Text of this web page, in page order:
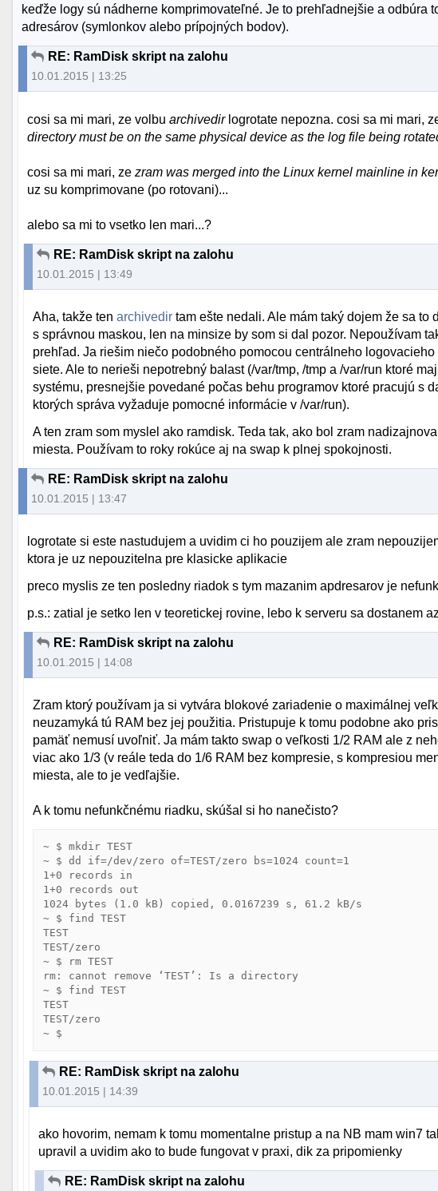
keďže logy sú nádherne komprimovateľné. Je to prehľadnejšie a odbúra
adresárov (symlonkov alebo prípojných bodov).
RE: RamDisk skript na zalohu
10.01.2015 | 13:25
cosi sa mi mari, ze volbuarchivedirlogrotate nepozna. cosi sa mi mari,
directory must be on the same physical device as the log file being
cosi sa mi mari, zezram was merged into the Linux kernel mainline in
uz su komprimovane (po rotovani)...
alebo sa mi to vsetko len mari...?
RE: RamDisk skript na zalohu
10.01.2015 | 13:49
Aha, takže tenarchivedir tam ešte nedali. Ale mám taký dojem že sa
s správnou maskou, len na minsize by som si dal pozor. Nepoužívam
prehľad. Ja riešim niečo podobného pomocou centrálneho
siete. Ale to nerieši nepotrebný balast (/var/tmp, /tmp a /var/run ktoré
systému, presnejšie povedané počas behu programov ktoré pracujú s
ktorých správa vyžaduje pomocné informácie v /var/run).
A ten zram som myslel ako ramdisk. Teda tak, ako bol zram
miesta. Používam to roky rokúce aj na swap k plnej spokojnosti.
RE: RamDisk skript na zalohu
10.01.2015 | 13:47
logrotate si este nastudujem a uvidim ci ho pouzijem ale zram
ktora je uz nepouzitelna pre klasicke aplikacie
preco myslis ze ten posledny riadok s tym mazanim apdresarov je
p.s.: zatial je setko len v teoretickej rovine, lebo k serveru sa dostanem
RE: RamDisk skript na zalohu
10.01.2015 | 14:08
Zram ktorý používam ja si vytvára blokové zariadenie o maximálnej
neuzamyká tú RAM bez jej použitia. Pristupuje k tomu podobne ako
pamäť nemusí uvoľniť. Ja mám takto swap o veľkosti 1/2 RAM ale z
viac ako 1/3 (v reále teda do 1/6 RAM bez kompresie, s kompresiou
miesta, ale to je vedľajšie.
A k tomu nefunkčnému riadku, skúšal si ho nanečisto?
~ $ mkdir TEST
~ $ dd if=/dev/zero of=TEST/zero bs=1024 count=1
1+0 records in
1+0 records out
1024 bytes (1.0 kB) copied, 0.0167239 s, 61.2 kB/s
~ $ find TEST
TEST
TEST/zero
~ $ rm TEST
rm: cannot remove ‘TEST’: Is a directory
~ $ find TEST
TEST
TEST/zero
RE: RamDisk skript na zalohu
10.01.2015 | 14:39
ako hovorim, nemam k tomu momentalne pristup a na NB mam win7
upravil a uvidim ako to bude fungovat v praxi, dik za pripomienky
RE: RamDisk skript na zalohu